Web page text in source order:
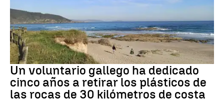
Medio ambiente
Un voluntario gallego ha dedicado
cinco años a retirar los plásticos de
las rocas de 30 kilómetros de costa